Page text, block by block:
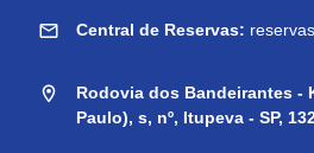
Central de Reservas:
Rodovia dos Bandeirantes -
Paulo), s, nº, Itupeva - SP,